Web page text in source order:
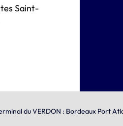
Saint-
du VERDON : Bordeaux Port